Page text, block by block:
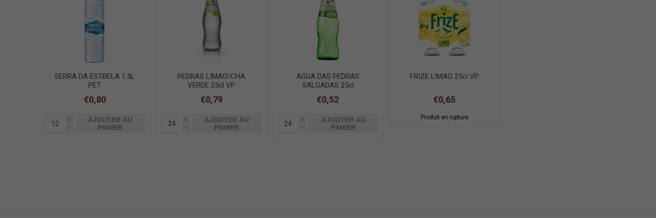
SERRA DA ESTRELA 1,5L
PET
€0,80
i
h
AJOUTER AU
PANIER
PEDRAS LIMAO/CHA
VERDE 25cl VP
€0,79
i
h
AJOUTER AU
PANIER
AGUA DAS PEDRAS
SALGADAS 25cl
€0,52
i
h
AJOUTER AU
PANIER
FRIZE LIMAO 25cl VP
€0,65
Produit en rupture